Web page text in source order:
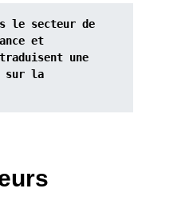
le secteur de
et
une
sur la